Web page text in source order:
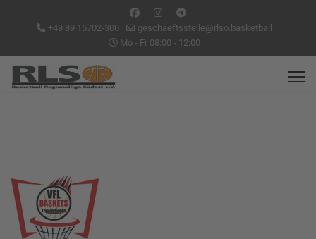
+49 89 15702-300
geschaeftsstelle@rlso.basketball
Mo - Fr 08:00 - 12:00